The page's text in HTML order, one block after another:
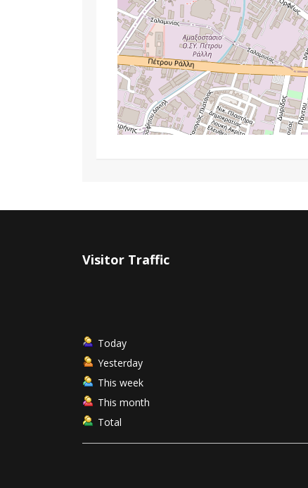
Visitor Traffic
Today
Yesterday
This week
This month
Total